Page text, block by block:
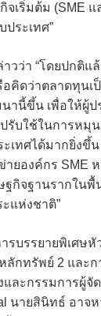
ริ่มต้ม (SME แ
ระเทศ”
ว่า “โดยปกติแ
คิดว่าตลาดทุน
านี้ขึ้น เพื่อให้
บใช้ในการหมุ
ทศได้มากยิ่งขึ้น
ยองค์กร SME
ฐกิจฐานรากใ
แห่งชาติ”
บรรยายพิเศษ
กทรัพย์ 2 และ
ละกรรมการผู้จั
นายสินิทธ์ อาจ